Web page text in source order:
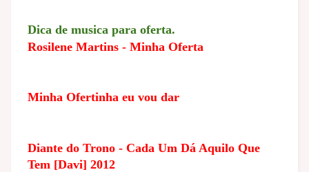
Dica de musica para oferta.
Rosilene Martins - Minha Oferta
Minha Ofertinha eu vou dar
Diante do Trono - Cada Um Dá Aquilo Que
Tem [Davi] 2012